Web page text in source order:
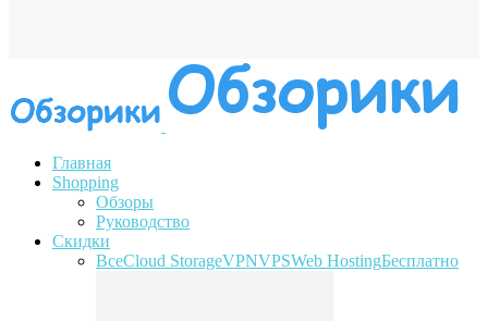
Главная
Shopping
Обзоры
Руководство
Скидки
ВсеCloud StorageVPNVPSWeb HostingБесплатно